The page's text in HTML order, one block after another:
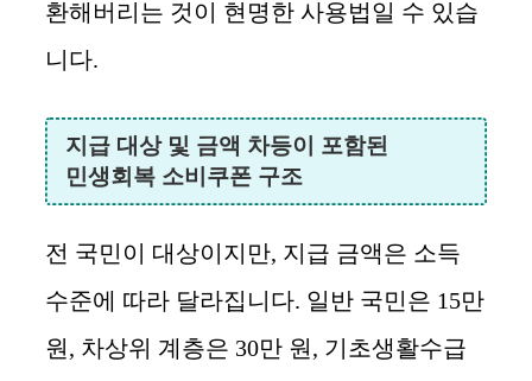
환해버리는 것이 현명한 사용법일 수 있습
니다.
지급 대상 및 금액 차등이 포함된
민생회복 소비쿠폰 구조
전 국민이 대상이지만, 지급 금액은 소득
수준에 따라 달라집니다. 일반 국민은 15만
원, 차상위 계층은 30만 원, 기초생활수급